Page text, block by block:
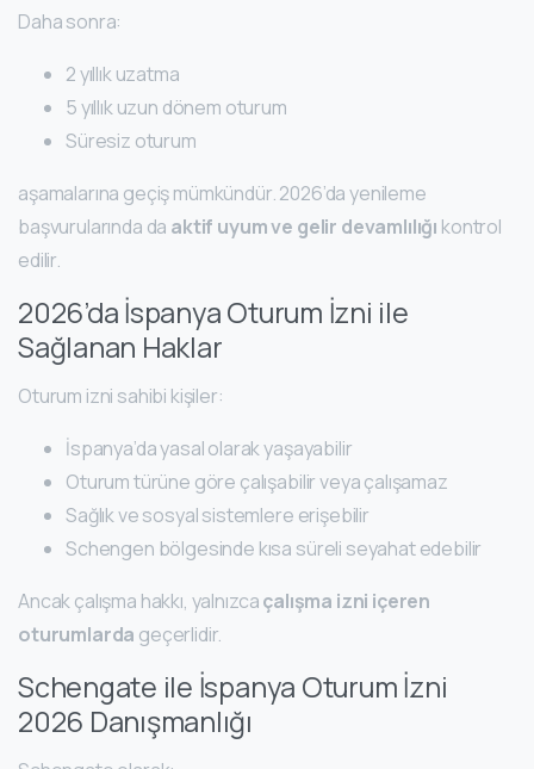
Daha sonra:
2 yıllık uzatma
5 yıllık uzun dönem oturum
Süresiz oturum
aşamalarına geçiş mümkündür. 2026’da yenileme
başvurularında da aktif uyum ve gelir devamlılığı kontrol
edilir.
2026’da İspanya Oturum İzni ile
Sağlanan Haklar
Oturum izni sahibi kişiler:
İspanya’da yasal olarak yaşayabilir
Oturum türüne göre çalışabilir veya çalışamaz
Sağlık ve sosyal sistemlere erişebilir
Schengen bölgesinde kısa süreli seyahat edebilir
Ancak çalışma hakkı, yalnızcaçalışma izni içeren
oturumlarda geçerlidir.
Schengate ile İspanya Oturum İzni
2026 Danışmanlığı